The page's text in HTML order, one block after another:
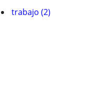
trabajo (2)